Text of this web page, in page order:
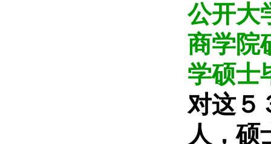
公开大
商学院
学硕士
对这５
人，硕